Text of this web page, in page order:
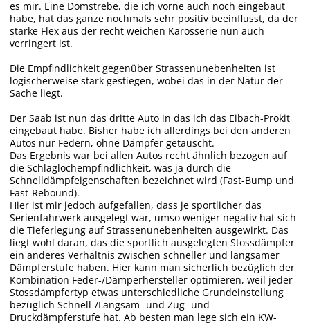
es mir. Eine Domstrebe, die ich vorne auch noch eingebaut
habe, hat das ganze nochmals sehr positiv beeinflusst, da der
starke Flex aus der recht weichen Karosserie nun auch
verringert ist.
Die Empfindlichkeit gegenüber Strassenunebenheiten ist
logischerweise stark gestiegen, wobei das in der Natur der
Sache liegt.
Der Saab ist nun das dritte Auto in das ich das Eibach-Prokit
eingebaut habe. Bisher habe ich allerdings bei den anderen
Autos nur Federn, ohne Dämpfer getauscht.
Das Ergebnis war bei allen Autos recht ähnlich bezogen auf
die Schlaglochempfindlichkeit, was ja durch die
Schnelldämpfeigenschaften bezeichnet wird (Fast-Bump und
Fast-Rebound).
Hier ist mir jedoch aufgefallen, dass je sportlicher das
Serienfahrwerk ausgelegt war, umso weniger negativ hat sich
die Tieferlegung auf Strassenunebenheiten ausgewirkt. Das
liegt wohl daran, das die sportlich ausgelegten Stossdämpfer
ein anderes Verhältnis zwischen schneller und langsamer
Dämpferstufe haben. Hier kann man sicherlich bezüglich der
Kombination Feder-/Dämperhersteller optimieren, weil jeder
Stossdämpfertyp etwas unterschiedliche Grundeinstellung
bezüglich Schnell-/Langsam- und Zug- und
Druckdämpferstufe hat. Ab besten man lege sich ein KW-